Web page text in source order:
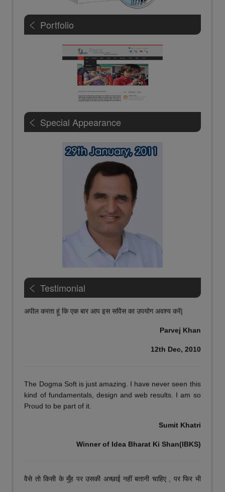
Portfolio
Special Appearance
Testimonial
Software बनाया गया वो हमारे लिए उपयोगी साबित हुआ| में सभी लोगो से
अपील करता हूं कि एक बार आप इस सर्विस का उपयोग अवश्य करें|
Parvej Khan
12th Dec, 2010
Proud to be part of it.
Winner of Idea Bharat Ki Shan(IBKS)
आपका Software बहुत अच्छा है और ह्मे इसकी ज़रूरत भी थी |